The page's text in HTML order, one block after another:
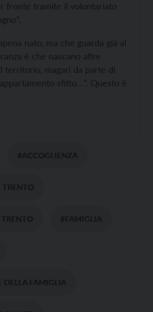
fronte tramite il volontariato
nato, ma che guarda già al
è che nascano altre
territorio, magari da parte di
sfitto…”. Questo è
#ACCOGLIENZA
TRENTO
#FAMIGLIA
DELLA FAMIGLIA